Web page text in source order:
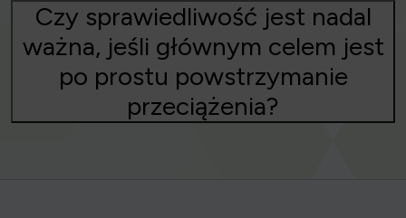
Czy sprawiedliwość jest nadal
ważna, jeśli głównym celem jest
po prostu powstrzymanie
przeciążenia?